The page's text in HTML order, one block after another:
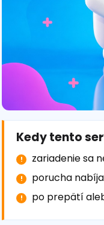
Kedy tento
zariadenie sa
porucha
po prepätí